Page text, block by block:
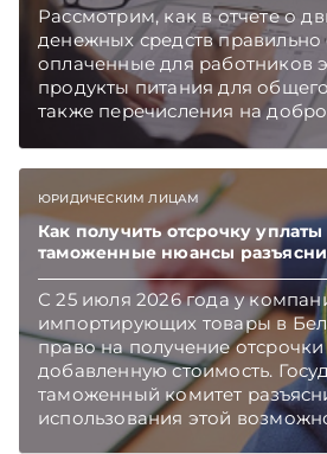
Рассмотрим, как в отчете о
денежных средств правильно
оплаченные для работников
продукты питания для
также перечисления на
медицинское страхование.
ЮРИДИЧЕСКИМ ЛИЦАМ
Как получить отсрочку
таможенные нюансы
С 25 июля 2026 года у
импортирующих товары в
право на получение
добавленную стоимость.
таможенный комитет
использования этой
Подписывайтесь на